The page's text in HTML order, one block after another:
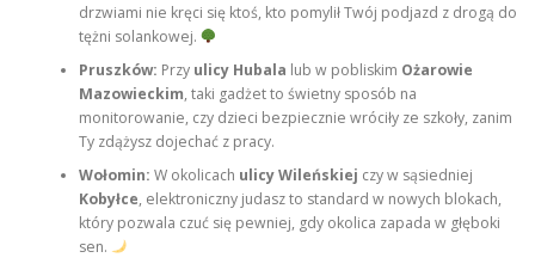
drzwiami nie kręci się ktoś, kto pomylił Twój podjazd z drogą do
tężni solankowej.
Pruszków: Przy ulicy Hubala lub w pobliskim Ożarowie
Mazowieckim, taki gadżet to świetny sposób na
monitorowanie, czy dzieci bezpiecznie wróciły ze szkoły, zanim
Ty zdążysz dojechać z pracy.
Wołomin: W okolicach ulicy Wileńskiej czy w sąsiedniej
Kobyłce, elektroniczny judasz to standard w nowych blokach,
który pozwala czuć się pewniej, gdy okolica zapada w głęboki
sen.